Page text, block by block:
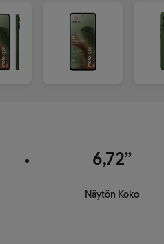
6,72”
Näytön Koko